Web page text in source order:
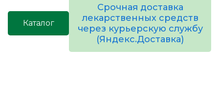
Каталог
Срочная доставка
лекарственных средств
через курьерскую службу
(Яндекс.Доставка)